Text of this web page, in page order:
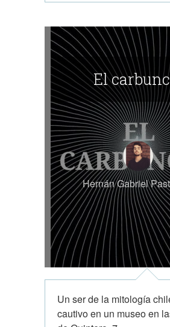
El
Hernán Gabriel
Un ser de la mitología
cautivo en un museo en